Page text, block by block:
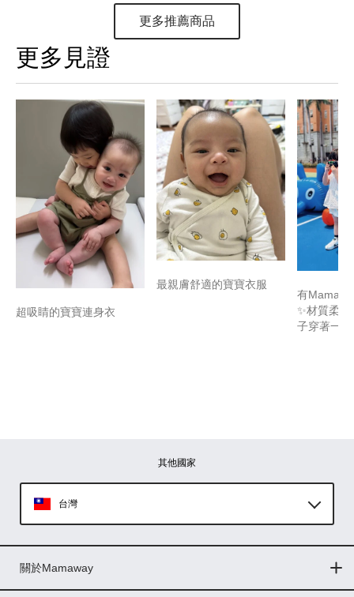
更多推薦商品
更多見證
超吸睛的寶寶連身衣
最親膚舒適的寶寶衣服
有
✨材質柔
子穿著一
其他國家
台灣
印尼
關於Mamaway
門市據點
最新消息
品牌故事
人力招募
媒體花絮
隱私權聲明
CSR企業社會責任